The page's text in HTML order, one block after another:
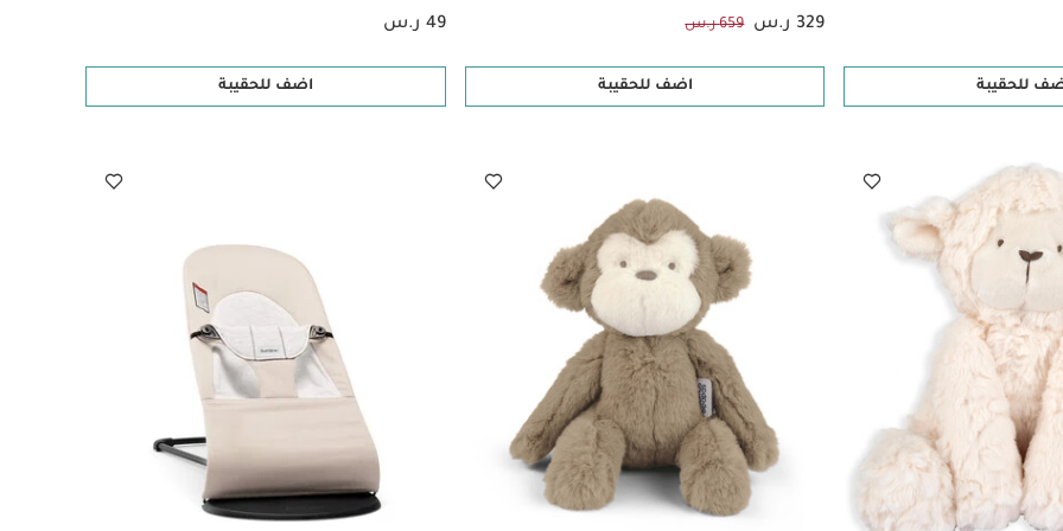
للحقيبة
329 ر.س 659 ر.س
اضف للحقيبة
49 ر.س
اضف للحقيبة